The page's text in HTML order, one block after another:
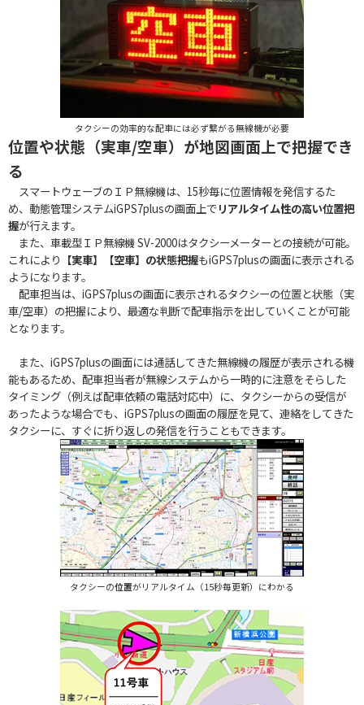
タクシーの効率的な配車には必ず繋がる無線機が必要
位置や状態（実車/空車）が地図画面上で把握でき
る
スマートウェーブのＩＰ無線機は、15秒毎に位置情報を発信するた
め、動態管理システムiGPS7plusの画面上でリアルタイム性の高い位置把
握が行えます。
また、車載型ＩＰ無線機 SV-2000はタクシーメーターとの接続が可能。
これにより 【実車】【空車】の状態把握もiGPS7plusの画面に表示される
ようになります。
配車担当は、iGPS7plusの画面に表示されるタクシーの位置と状態（実
車/空車）の把握により、最適な判断で配車指示を出していくことが可能
となります。
また、iGPS7plusの画面には通話してきた無線機の履歴が表示される機
能もあるため、配車担当者が無線システムから一時的に注意をそらした
タイミング（例えば配車依頼の電話対応中）に、タクシーからの受信が
あったような場合でも、iGPS7plusの画面の履歴を見て、連絡をしてきた
タクシーに、すぐに折り返しの発信を行うこともできます。
タクシーの位置がリアルタイム（15秒毎更新）にわかる